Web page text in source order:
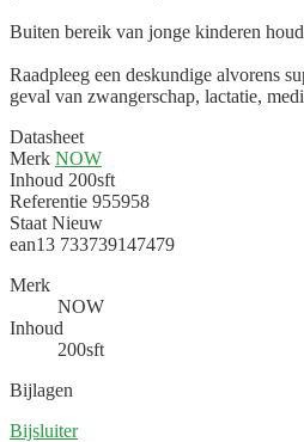
Buiten bereik van jonge kinderen
Raadpleeg een deskundige alvorens
geval van zwangerschap, lactatie,
Datasheet
Merk NOW
Inhoud 200sft
Referentie 955958
Staat Nieuw
ean13 733739147479
Merk
NOW
Inhoud
200sft
Bijlagen
Bijsluiter